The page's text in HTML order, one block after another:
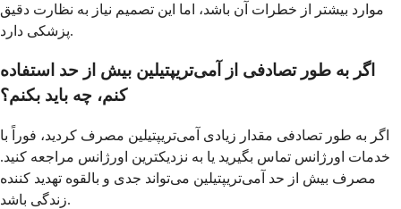
موارد بیشتر از خطرات آن باشد، اما این تصمیم نیاز به نظارت دقیق
پزشکی دارد.
اگر به طور تصادفی از آمی‌تریپتیلین بیش از حد استفاده
کنم، چه باید بکنم؟
اگر به طور تصادفی مقدار زیادی آمی‌تریپتیلین مصرف کردید، فوراً با
خدمات اورژانس تماس بگیرید یا به نزدیکترین اورژانس مراجعه کنید.
مصرف بیش از حد آمی‌تریپتیلین می‌تواند جدی و بالقوه تهدید کننده
زندگی باشد.